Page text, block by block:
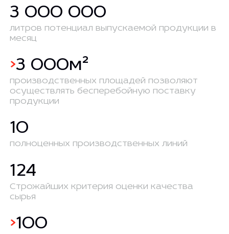
3 000 000
литров потенциал выпускаемой продукции в
месяц
>3 000м²
производственных площадей позволяют
осуществлять бесперебойную поставку
продукции
10
полноценных производственных линий
124
Строжайших критерия оценки качества
сырья
>100